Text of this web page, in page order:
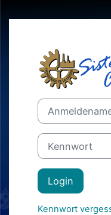
Kontoerstellung
Anmeldename
Kennwort
Login
Kennwort